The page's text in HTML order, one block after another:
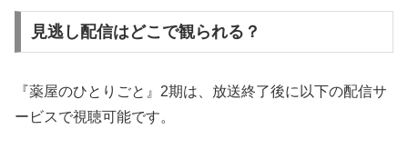
見逃し配信はどこで観られる？
『薬屋のひとりごと』2期は、放送終了後に以下の配信サ
ービスで視聴可能です。